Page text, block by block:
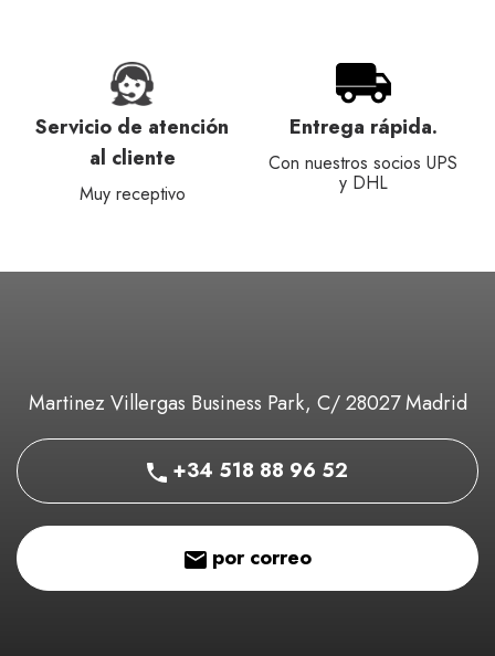
Servicio de atención
al cliente
Muy receptivo
Entrega rápida.
Con nuestros socios UPS
y DHL
Martinez Villergas Business Park, C/ 28027 Madrid
+34 518 88 96 52
por correo